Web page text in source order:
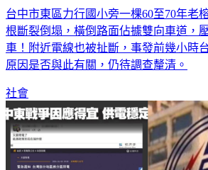
台中市東區力行國小旁一棵60至70年老
根斷裂倒塌，橫倒路面佔據雙向車道，
車！附近電線也被扯斷，事發前幾小時
原因是否與此有關，仍待調查釐清。
社會